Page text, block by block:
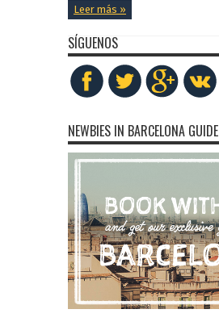
Leer más »
SÍGUENOS
NEWBIES IN BARCELONA GUIDE